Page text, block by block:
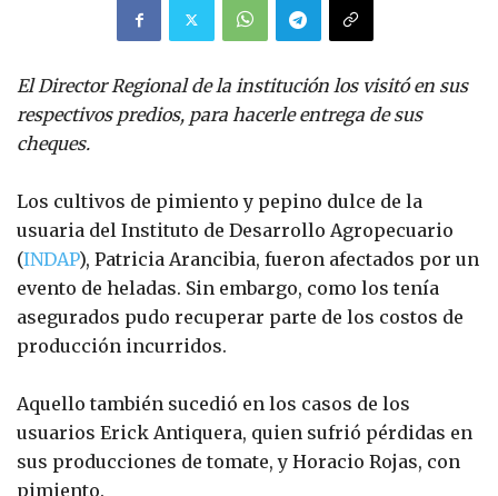
El Director Regional de la institución los visitó en sus
respectivos predios, para hacerle entrega de sus
cheques.
Los cultivos de pimiento y pepino dulce de la
usuaria del Instituto de Desarrollo Agropecuario
(INDAP), Patricia Arancibia, fueron afectados por un
evento de heladas. Sin embargo, como los tenía
asegurados pudo recuperar parte de los costos de
producción incurridos.
Aquello también sucedió en los casos de los
usuarios Erick Antiquera, quien sufrió pérdidas en
sus producciones de tomate, y Horacio Rojas, con
pimiento.